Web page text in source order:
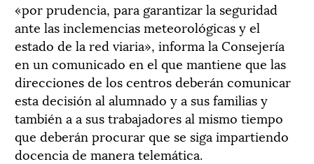
«por prudencia, para garantizar la seguridad
ante las inclemencias meteorológicas y el
estado de la red viaria», informa la Consejería
en un comunicado en el que mantiene que las
direcciones de los centros deberán comunicar
esta decisión al alumnado y a sus familias y
también a a sus trabajadores al mismo tiempo
que deberán procurar que se siga impartiendo
docencia de manera telemática.